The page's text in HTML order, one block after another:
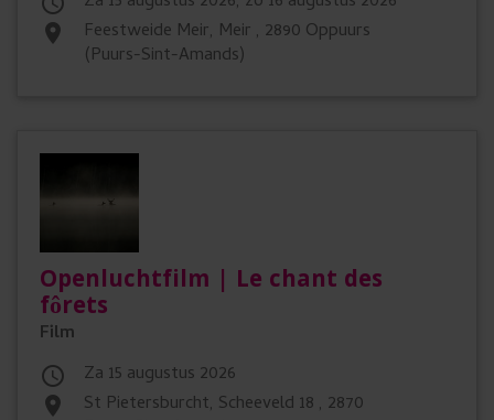
place
Feestweide Meir, Meir , 2890 Oppuurs
(Puurs-Sint-Amands)
Openluchtfilm | Le chant des
fôrets
Film
 za 15 augustus 2026
place
St Pietersburcht, Scheeveld 18 , 2870